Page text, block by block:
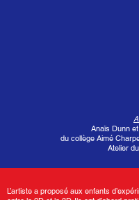
Anaïs Dunn
du collège Aimé
Atelier
L’artiste a proposé aux enfants